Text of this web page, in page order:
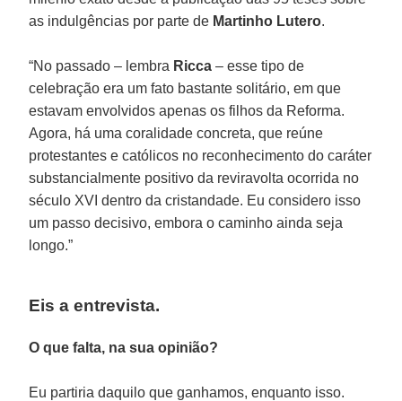
as indulgências por parte de Martinho Lutero.
“No passado – lembra Ricca – esse tipo de
celebração era um fato bastante solitário, em que
estavam envolvidos apenas os filhos da Reforma.
Agora, há uma coralidade concreta, que reúne
protestantes e católicos no reconhecimento do caráter
substancialmente positivo da reviravolta ocorrida no
século XVI dentro da cristandade. Eu considero isso
um passo decisivo, embora o caminho ainda seja
longo.”
Eis a entrevista.
O que falta, na sua opinião?
Eu partiria daquilo que ganhamos, enquanto isso.